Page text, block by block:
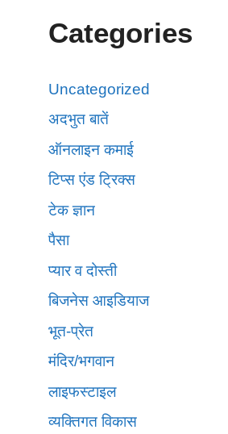
Categories
Uncategorized
अदभुत बातें
ऑनलाइन कमाई
टिप्स एंड ट्रिक्स
टेक ज्ञान
पैसा
प्यार व दोस्ती
बिजनेस आइडियाज
भूत-प्रेत
मंदिर/भगवान
लाइफस्टाइल
व्यक्तिगत विकास